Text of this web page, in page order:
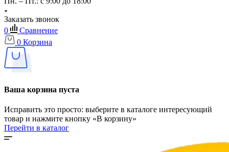
Заказать звонок
0
Сравнение
0 Корзина
Ваша корзина пуста
Исправить это просто: выберите в каталоге интересующий
товар и нажмите кнопку «В корзину»
Перейти в каталог